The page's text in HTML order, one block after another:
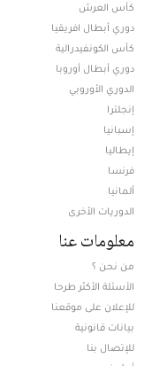
كأس العرش
دوري أبطال افريقيا
كأس الكونفيدرالية
دوري أبطال أوروبا
الدوري الأوروبي
إنجلترا
إسبانيا
إيطاليا
فرنسا
ألمانيا
الدوريات الأخرى
معلومات عنا
من نحن ؟
الأسئلة الأكثر طرحا
للإعلان على موقعنا
بيانات قانونية
للإتصال بنا